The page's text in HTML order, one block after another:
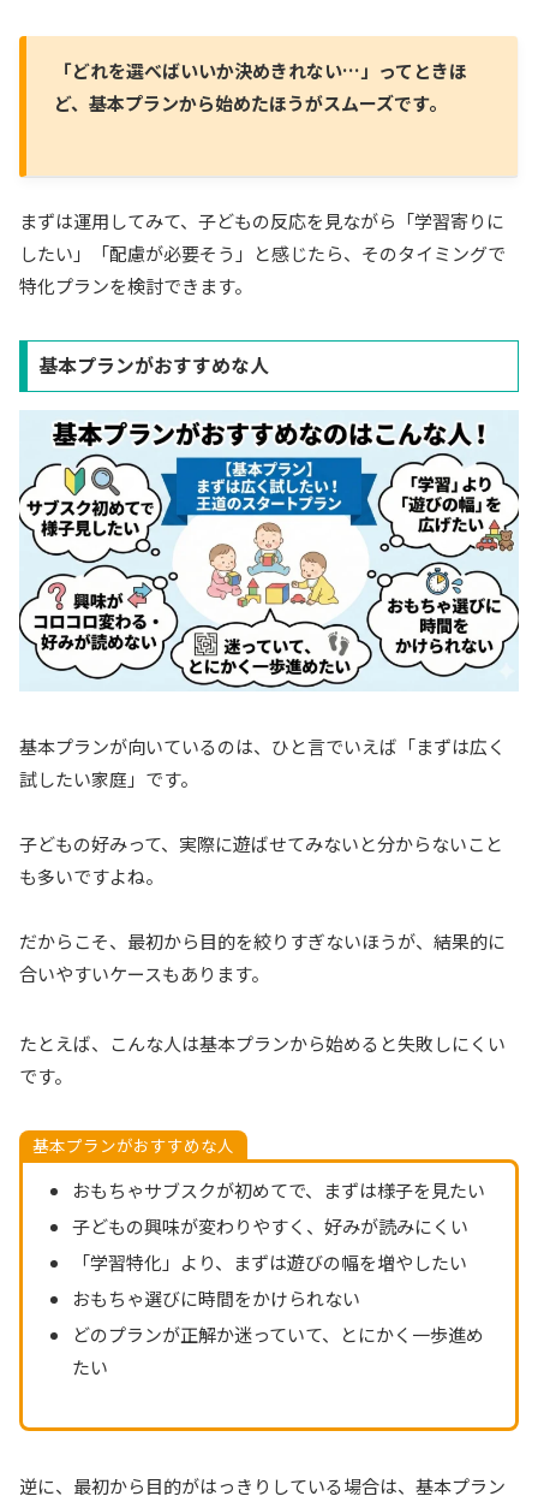
「どれを選べばいいか決めきれない…」ってときほ
ど、基本プランから始めたほうがスムーズです。
まずは運用してみて、子どもの反応を見ながら「学習寄りに
したい」「配慮が必要そう」と感じたら、そのタイミングで
特化プランを検討できます。
基本プランがおすすめな人
基本プランが向いているのは、ひと言でいえば「まずは広く
試したい家庭」です。
子どもの好みって、実際に遊ばせてみないと分からないこと
も多いですよね。
だからこそ、最初から目的を絞りすぎないほうが、結果的に
合いやすいケースもあります。
たとえば、こんな人は基本プランから始めると失敗しにくい
です。
基本プランがおすすめな人
おもちゃサブスクが初めてで、まずは様子を見たい
子どもの興味が変わりやすく、好みが読みにくい
「学習特化」より、まずは遊びの幅を増やしたい
おもちゃ選びに時間をかけられない
どのプランが正解か迷っていて、とにかく一歩進め
たい
逆に、最初から目的がはっきりしている場合は、基本プラン